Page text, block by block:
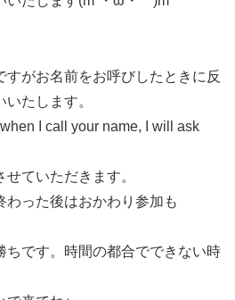
がお名前をお呼びしたときに反
たします。
I call your name, I will ask
ていただきます。
わった後はおかわり参加も
ちです。時間の都合でできない時